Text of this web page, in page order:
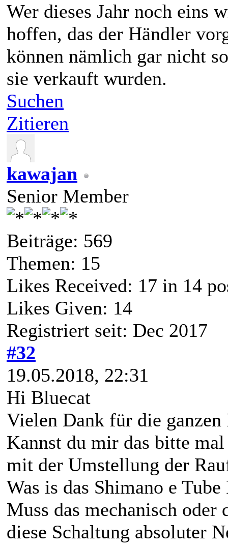
Wer dieses Jahr noch eins
hoffen, das der Händler
können nämlich gar nicht
sie verkauft wurden.
Suchen
Zitieren
kawajan
Senior Member
Beiträge: 569
Themen: 15
Likes Received: 17 in 14
Likes Given: 14
Registriert seit: Dec 2017
#32
19.05.2018, 22:31
Hi Bluecat
Vielen Dank für die ganzen
Kannst du mir das bitte
mit der Umstellung der
Was is das Shimano e Tube
Muss das mechanisch
diese Schaltung absoluter